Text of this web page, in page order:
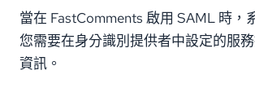
當在 FastComments 啟用 SAML 時，
您需要在身分識別提供者中設定的服
資訊。